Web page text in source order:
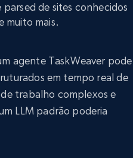
de sites conhecidos
muito mais.
agente TaskWeaver pode
em tempo real de
trabalho complexos e
LLM padrão poderia